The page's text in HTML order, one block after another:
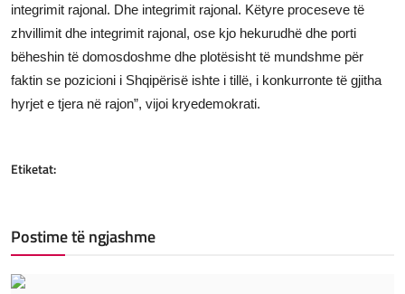
integrimit rajonal. Dhe integrimit rajonal. Këtyre proceseve të
zhvillimit dhe integrimit rajonal, ose kjo hekurudhë dhe porti
bëheshin të domosdoshme dhe plotësisht të mundshme për
faktin se pozicioni i Shqipërisë ishte i tillë, i konkurronte të gjitha
hyrjet e tjera në rajon”, vijoi kryedemokrati.
Etiketat:
Postime të ngjashme